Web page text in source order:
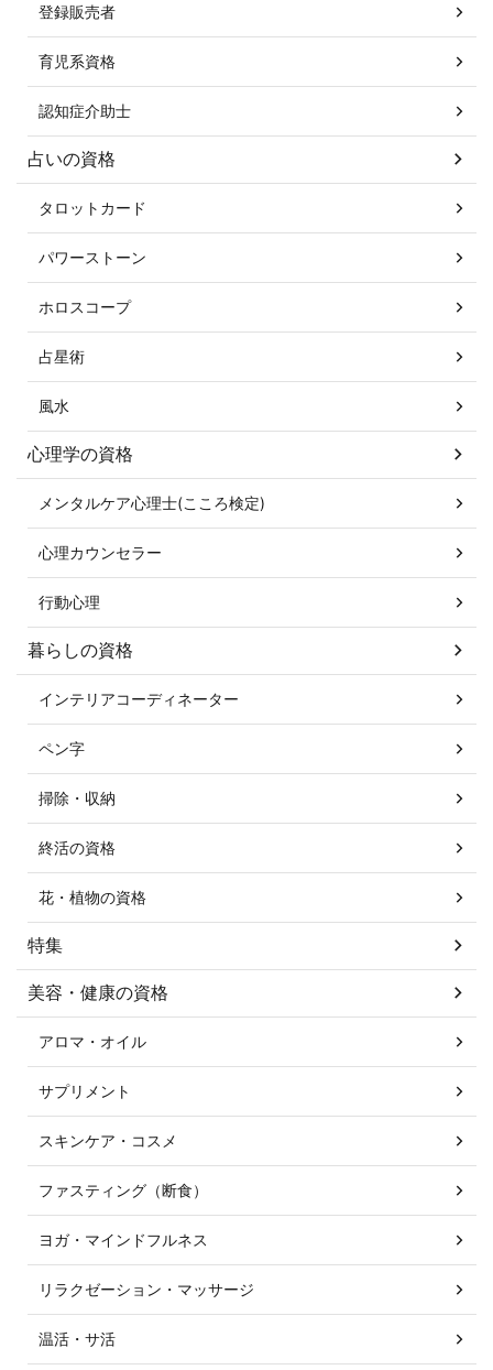
登録販売者
育児系資格
認知症介助士
占いの資格
タロットカード
パワーストーン
ホロスコープ
占星術
風水
心理学の資格
メンタルケア心理士(こころ検定)
心理カウンセラー
行動心理
暮らしの資格
インテリアコーディネーター
ペン字
掃除・収納
終活の資格
花・植物の資格
特集
美容・健康の資格
アロマ・オイル
サプリメント
スキンケア・コスメ
ファスティング（断食）
ヨガ・マインドフルネス
リラクゼーション・マッサージ
温活・サ活